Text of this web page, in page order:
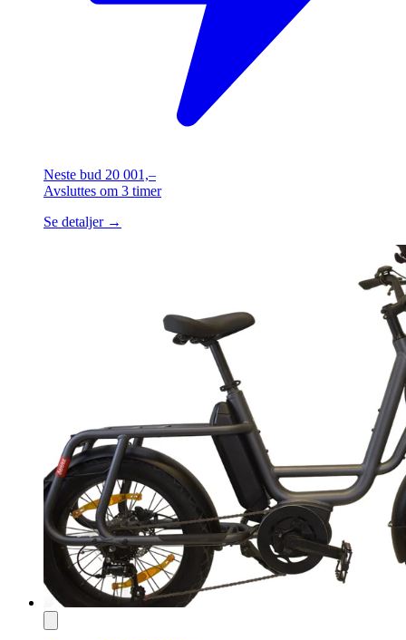
Neste bud 20 001,–
Avsluttes om 3 timer
Se detaljer →